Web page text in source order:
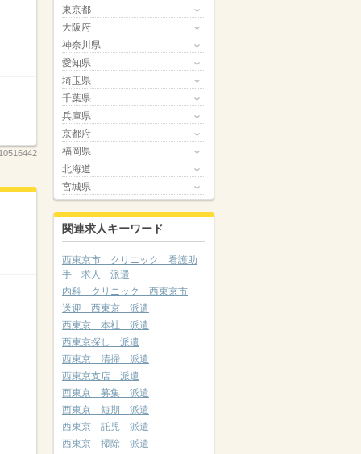
東京都
大阪府
神奈川県
愛知県
埼玉県
千葉県
兵庫県
京都府
福岡県
北海道
宮城県
関連求人キーワード
西東京市 クリニック 看護助
手 求人 派遣
内科 クリニック 西東京市
送迎 西東京 派遣
西東京 本社 派遣
西東京探し 派遣
西東京 清掃 派遣
西東京支店 派遣
西東京 募集 派遣
西東京 短期 派遣
西東京 託児 派遣
西東京 掃除 派遣